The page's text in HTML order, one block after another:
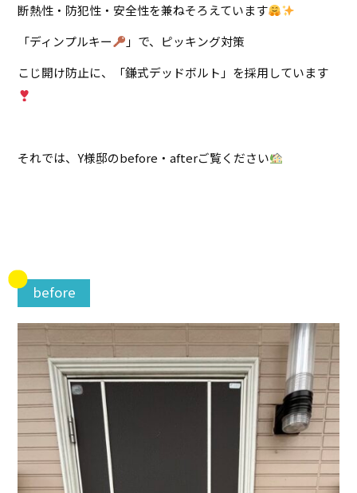
断熱性・防犯性・安全性を兼ねそろえています
「ディンプルキー
」で、ピッキング対策
こじ開け防止に、「鎌式デッドボルト」を採用しています
それでは、Y様邸のbefore・afterご覧ください
before